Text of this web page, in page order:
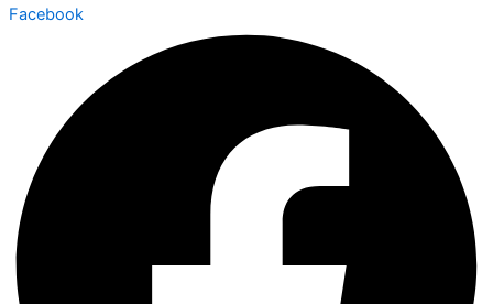
Facebook